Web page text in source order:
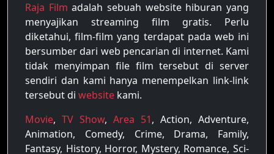
Raja Film adalah sebuah website hiburan yang
menyajikan streaming film gratis. Perlu
diketahui, film-film yang terdapat pada web ini
bersumber dari web pencarian di internet. Kami
tidak menyimpan file film tersebut di server
sendiri dan kami hanya menempelkan link-link
tersebut di website kami.
Movie, TV Show, Area 51, Action, Adventure,
Animation, Comedy, Crime, Drama, Family,
Fantasy, History, Horror, Mystery, Romance, Sci-